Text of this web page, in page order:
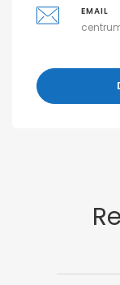
EMAIL